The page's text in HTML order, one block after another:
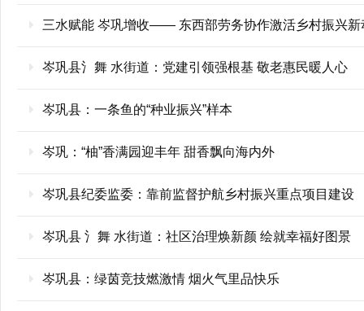
三水赋能 岑巩增收—— 东西部劳务协作激活乡村振兴新
岑巩县氵舞 水街道：党建引领强根基 敬老惠民暖人心
岑巩县：一条鱼的“种业振兴”样本
岑巩：“柚”香满园迎丰年 甜香飘向海内外
岑巩县纪委监委：靠前监督护航乡村振兴重点项目建设
岑巩县 氵舞 水街道：社区治理焕新颜 绘就幸福好图景
岑巩县：绿茵竞技燃激情 烟火气里品快乐